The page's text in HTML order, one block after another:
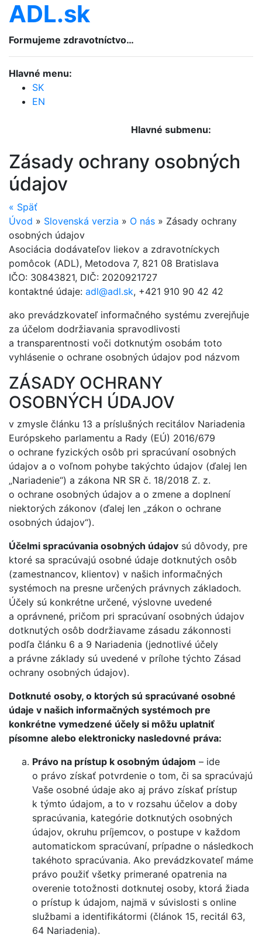
ADL.sk
Formujeme zdravotníctvo…
Hlavné menu:
SK
EN
Hlavné submenu:
Zásady ochrany osobných
údajov
« Späť
Úvod » Slovenská verzia » O nás » Zásady ochrany
osobných údajov
Asociácia dodávateľov liekov a zdravotníckych
pomôcok (ADL), Metodova 7, 821 08 Bratislava
IČO: 30843821, DIČ: 2020921727
kontaktné údaje: adl@adl.sk, +421 910 90 42 42
ako prevádzkovateľ informačného systému zverejňuje
za účelom dodržiavania spravodlivosti
a transparentnosti voči dotknutým osobám toto
vyhlásenie o ochrane osobných údajov pod názvom
ZÁSADY OCHRANY
OSOBNÝCH ÚDAJOV
v zmysle článku 13 a príslušných recitálov Nariadenia
Európskeho parlamentu a Rady (EÚ) 2016/679
o ochrane fyzických osôb pri spracúvaní osobných
údajov a o voľnom pohybe takýchto údajov (ďalej len
„Nariadenie“) a zákona NR SR č. 18/2018 Z. z.
o ochrane osobných údajov a o zmene a doplnení
niektorých zákonov (ďalej len „zákon o ochrane
osobných údajov“).
Účelmi spracúvania osobných údajov sú dôvody, pre
ktoré sa spracúvajú osobné údaje dotknutých osôb
(zamestnancov, klientov) v našich informačných
systémoch na presne určených právnych základoch.
Účely sú konkrétne určené, výslovne uvedené
a oprávnené, pričom pri spracúvaní osobných údajov
dotknutých osôb dodržiavame zásadu zákonnosti
podľa článku 6 a 9 Nariadenia (jednotlivé účely
a právne základy sú uvedené v prílohe týchto Zásad
ochrany osobných údajov).
Dotknuté osoby, o ktorých sú spracúvané osobné
údaje v našich informačných systémoch pre
konkrétne vymedzené účely si môžu uplatniť
písomne alebo elektronicky nasledovné práva:
Právo na prístup k osobným údajom – ide
o právo získať potvrdenie o tom, či sa spracúvajú
Vaše osobné údaje ako aj právo získať prístup
k týmto údajom, a to v rozsahu účelov a doby
spracúvania, kategórie dotknutých osobných
údajov, okruhu príjemcov, o postupe v každom
automatickom spracúvaní, prípadne o následkoch
takéhoto spracúvania. Ako prevádzkovateľ máme
právo použiť všetky primerané opatrenia na
overenie totožnosti dotknutej osoby, ktorá žiada
o prístup k údajom, najmä v súvislosti s online
službami a identifikátormi (článok 15, recitál 63,
64 Nariadenia).